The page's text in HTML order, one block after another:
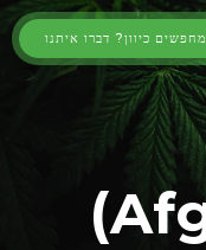
מחפשים כיוון? דברו איתנו